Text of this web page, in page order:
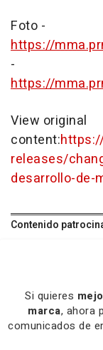
Foto -
https://
-
https://
View original
content:
releases/
desarrollo-de-
Contenido
Si quieres
marca, ahora
comunicados de